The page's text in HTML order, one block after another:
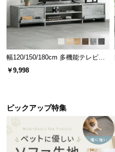
幅120/150/180cm 多機能テレビボ
ード 木目/石目調 オープン収納・
￥9,998
ピックアップ特集